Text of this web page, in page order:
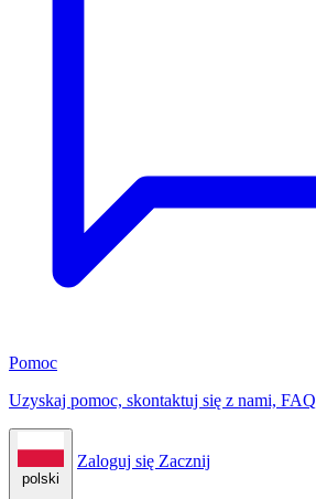
Pomoc
Uzyskaj pomoc, skontaktuj się z nami, FAQ
polski
Zaloguj się Zacznij